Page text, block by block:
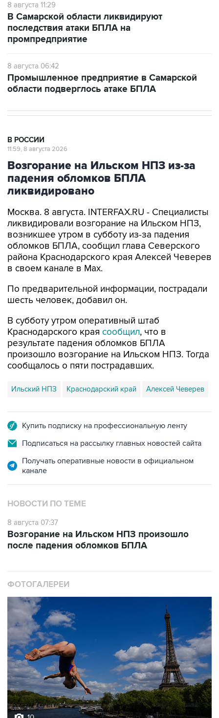
8 августа 11:29
В Самарской области ликвидируют
последствия атаки БПЛА на
промпредприятие
8 августа 06:42
Промышленное предприятие в Самарской
области подверглось атаке БПЛА
В РОССИИ
11:59, 8 августа 2026
Возгорание на Ильском НПЗ из-за
падения обломков БПЛА
ликвидировано
Москва. 8 августа. INTERFAX.RU - Специалисты
ликвидировали возгорание на Ильском НПЗ,
возникшее утром в субботу из-за падения
обломков БПЛА, сообщил глава Северского
района Краснодарского края Алексей Чеверев
в своем канале в Max.
По предварительной информации, пострадали
шесть человек, добавил он.
В субботу утром оперативный штаб
Краснодарского края сообщил, что в
результате падения обломков БПЛА
произошло возгорание на Ильском НПЗ. Тогда
сообщалось о пяти пострадавших.
Ильский НПЗ Краснодарский край Алексей Чеверев
Купить подписку на профессиональную ленту
Подписаться на рассылку главных новостей сайта
Получать оперативные новости в официальном
канале
НОВОСТИ ПО ТЕМЕ
8 августа 07:37
Возгорание на Ильском НПЗ произошло
после падения обломков БПЛА
ФОТОГАЛЕРЕИ